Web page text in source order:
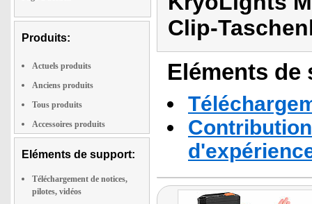
Produits:
Actuels produits
Anciens produits
Tous produits
Accessoires produits
Eléments de support:
Téléchargement de notices,
pilotes, vidéos
Clip-
Eléments